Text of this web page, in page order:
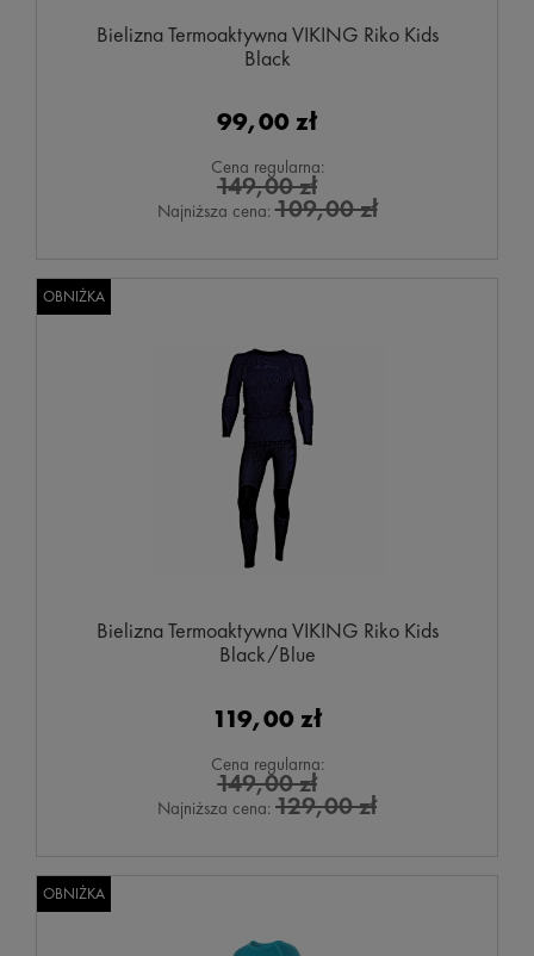
Bielizna Termoaktywna VIKING Riko Kids
Black
99,00 zł
Cena regularna:
149,00 zł
Najniższa cena:109,00 zł
Bielizna Termoaktywna VIKING Riko Kids
Black/Blue
119,00 zł
Cena regularna:
149,00 zł
Najniższa cena: 129,00 zł
OBNIŻKA
OBNIŻKA